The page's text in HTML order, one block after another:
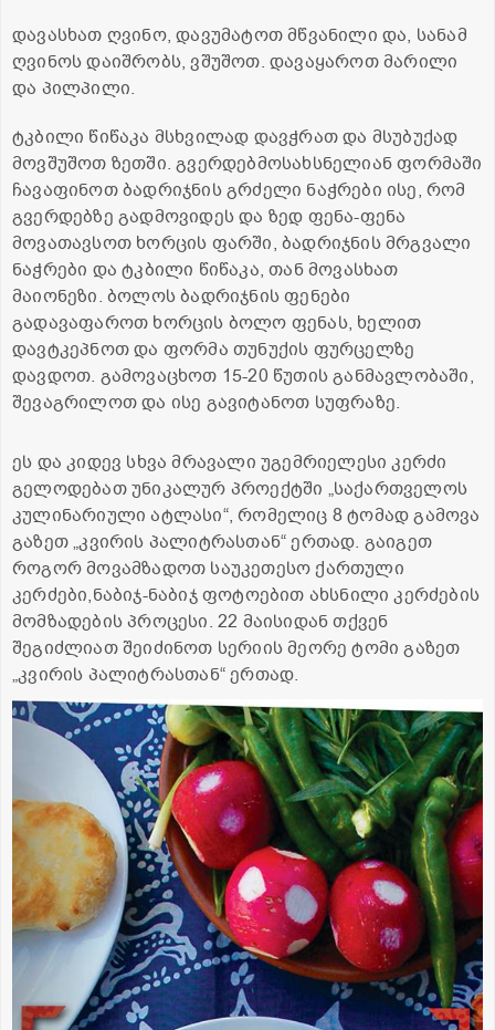
დავასხათ ღვინო, დავუმატოთ მწვანილი და, სანამ
ღვინოს დაიშრობს, ვშუშოთ. დავაყაროთ მარილი
და პილპილი.
ტკბილი წიწაკა მსხვილად დავჭრათ და მსუბუქად
მოვშუშოთ ზეთში. გვერდებმოსახსნელიან ფორმაში
ჩავაფინოთ ბადრიჯნის გრძელი ნაჭრები ისე, რომ
გვერდებზე გადმოვიდეს და ზედ ფენა-ფენა
მოვათავსოთ ხორცის ფარში, ბადრიჯნის მრგვალი
ნაჭრები და ტკბილი წიწაკა, თან მოვასხათ
მაიონეზი. ბოლოს ბადრიჯნის ფენები
გადავაფაროთ ხორცის ბოლო ფენას, ხელით
დავტკეპნოთ და ფორმა თუნუქის ფურცელზე
დავდოთ. გამოვაცხოთ 15-20 წუთის განმავლობაში,
შევაგრილოთ და ისე გავიტანოთ სუფრაზე.
ეს და კიდევ სხვა მრავალი უგემრიელესი კერძი
გელოდებათ უნიკალურ პროექტში „საქართველოს
კულინარიული ატლასი“, რომელიც 8 ტომად გამოვა
გაზეთ „კვირის პალიტრასთან“ ერთად. გაიგეთ
როგორ მოვამზადოთ საუკეთესო ქართული
კერძები,ნაბიჯ-ნაბიჯ ფოტოებით ახსნილი კერძების
მომზადების პროცესი. 22 მაისიდან თქვენ
შეგიძლიათ შეიძინოთ სერიის მეორე ტომი გაზეთ
„კვირის პალიტრასთან“ ერთად.